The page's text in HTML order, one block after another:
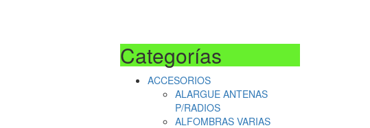
Categorías
ACCESORIOS
ALARGUE ANTENAS
P/RADIOS
ALFOMBRAS VARIAS